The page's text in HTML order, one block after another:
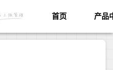
首页 产品